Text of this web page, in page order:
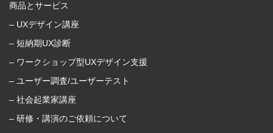
商品とサービス
– UXデザイン講座
– 短納期UX診断
– ワークショップ型UXデザイン支援
– ユーザー調査/ユーザーテスト
– 社会起業家講座
– 研修・講演のご依頼について